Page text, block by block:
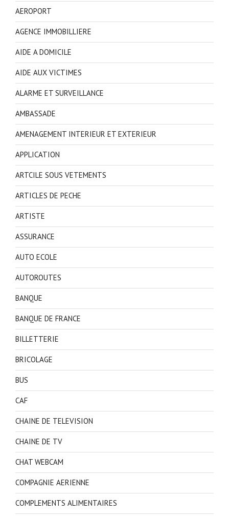
AEROPORT
AGENCE IMMOBILLIERE
AIDE A DOMICILE
AIDE AUX VICTIMES
ALARME ET SURVEILLANCE
AMBASSADE
AMENAGEMENT INTERIEUR ET EXTERIEUR
APPLICATION
ARTCILE SOUS VETEMENTS
ARTICLES DE PECHE
ARTISTE
ASSURANCE
AUTO ECOLE
AUTOROUTES
BANQUE
BANQUE DE FRANCE
BILLETTERIE
BRICOLAGE
BUS
CAF
CHAINE DE TELEVISION
CHAINE DE TV
CHAT WEBCAM
COMPAGNIE AERIENNE
COMPLEMENTS ALIMENTAIRES